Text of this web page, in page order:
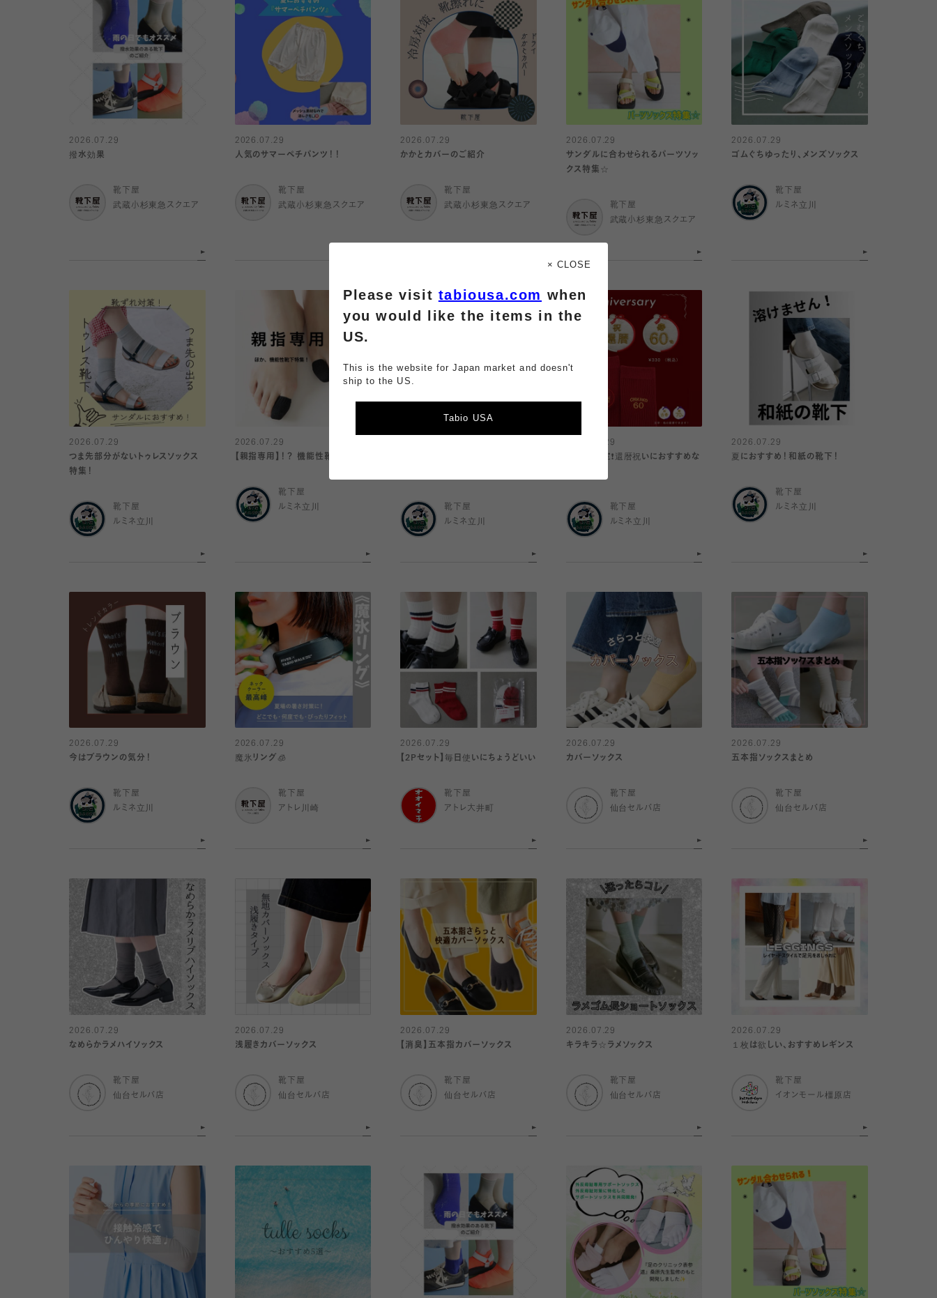
2026.07.29
撥水効果
靴下屋
武蔵小杉東急スクエア
2026.07.29
人気のサマーペチパンツ！！
靴下屋
武蔵小杉東急スクエア
2026.07.29
かかとカバーのご紹介
靴下屋
武蔵小杉東急スクエア
2026.07.29
サンダルに合わせられるパーツソッ
クス特集☆
靴下屋
武蔵小杉東急スクエア
2026.07.29
ゴムぐちゆったり、メンズソックス
靴下屋
ルミネ立川
2026.07.29
つま先部分がないトゥレスソックス
特集！
靴下屋
ルミネ立川
2026.07.29
【親指専用】！？ 機能性靴下特集
靴下屋
ルミネ立川
靴下屋
ルミネ立川
2026.07.29
立川店限定❗️還暦祝いにおすすめな
靴下屋
ルミネ立川
2026.07.29
夏におすすめ！和紙の靴下！
靴下屋
ルミネ立川
2026.07.29
今はブラウンの気分！
靴下屋
ルミネ立川
2026.07.29
魔氷リング🧊
靴下屋
アトレ川崎
2026.07.29
【2Pセット】毎日使いにちょうどいい
靴下屋
アトレ大井町
2026.07.29
カバーソックス
靴下屋
仙台セルバ店
2026.07.29
五本指ソックスまとめ
靴下屋
仙台セルバ店
2026.07.29
なめらかラメハイソックス
靴下屋
仙台セルバ店
2026.07.29
浅履きカバーソックス
靴下屋
仙台セルバ店
2026.07.29
【消臭】五本指カバーソックス
靴下屋
仙台セルバ店
2026.07.29
キラキラ☆ラメソックス
靴下屋
仙台セルバ店
2026.07.29
１枚は欲しい、おすすめレギンス
靴下屋
イオンモール橿原店
× CLOSE
Please visit tabiousa.com when
you would like the items in the
US.
This is the website for Japan market and doesn't
ship to the US.
Tabio USA